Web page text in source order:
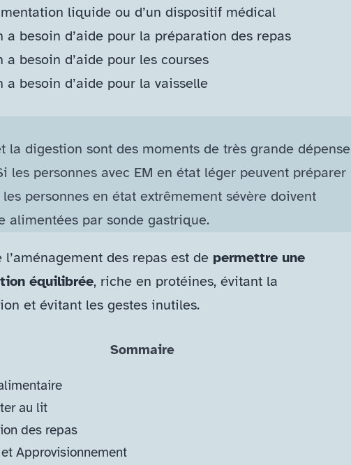
liquide ou d’un dispositif médical
a besoin d’aide pour la préparation des repas
a besoin d’aide pour les courses
a besoin d’aide pour la vaisselle
la digestion sont des moments de très grande dépense
les personnes avec EM en état léger peuvent préparer
les personnes en état extrêmement sévère doivent
alimentées par sonde gastrique.
l’aménagement des repas est de permettre une
équilibrée, riche en protéines, évitant la
et évitant les gestes inutiles.
Sommaire
au lit
des repas
Approvisionnement